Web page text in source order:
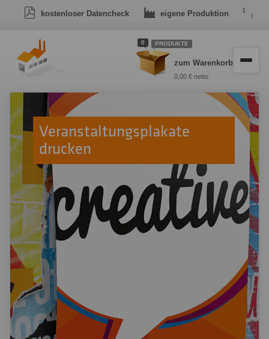
kostenloser Datencheck eigene Produktion ›
0 PRODUKTE
zum Warenkorb
0,00 € netto
Veranstaltungsplakate
drucken